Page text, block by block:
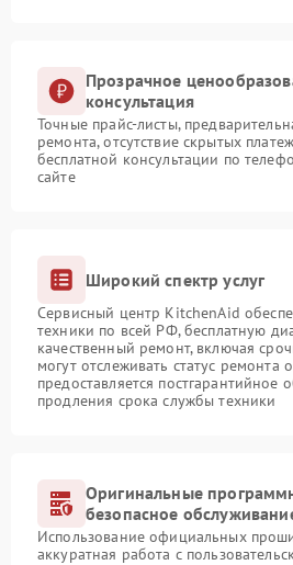
Прозрачное
консультация
Точные прайс-листы,
ремонта, отсутствие скрытых
бесплатной консультации по
сайте
Широкий спектр услуг
Сервисный центр KitchenAid
техники по всей РФ, бесплатную
качественный ремонт, включая
могут отслеживать статус ремонта
предоставляется постгарантийное
продления срока службы техники
Оригинальные
безопасное
Использование официальных
аккуратная работа с